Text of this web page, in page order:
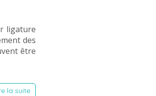
ligature
des
être
la suite